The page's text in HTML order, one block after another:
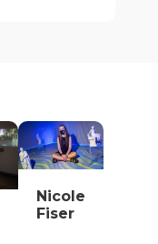
Nicole
Fiser